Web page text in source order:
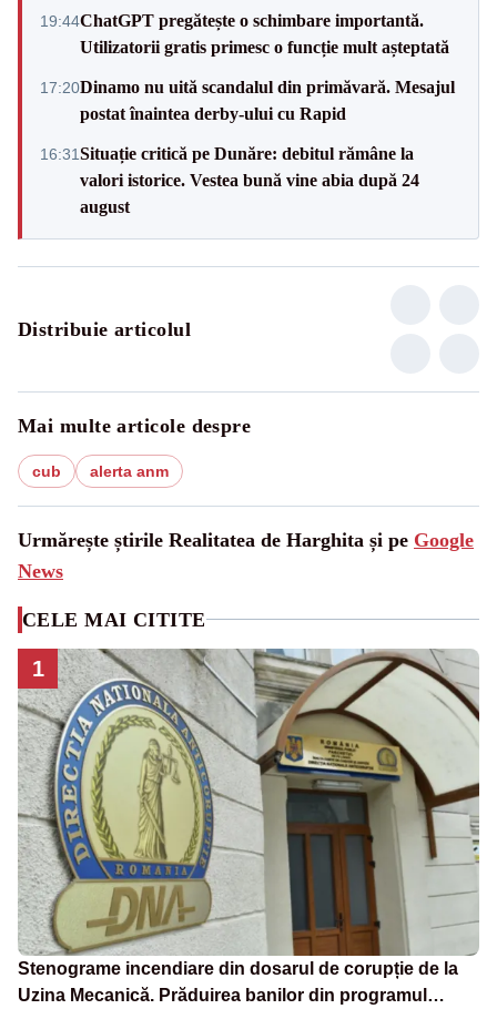
19:44ChatGPT pregătește o schimbare importantă.
Utilizatorii gratis primesc o funcție mult așteptată
17:20Dinamo nu uită scandalul din primăvară. Mesajul
postat înaintea derby-ului cu Rapid
16:31Situație critică pe Dunăre: debitul rămâne la
valori istorice. Vestea bună vine abia după 24
august
Distribuie articolul
Mai multe articole despre
cub alerta anm
Urmărește știrile Realitatea de Harghita și pe Google
News
CELE MAI CITITE
1
Stenograme incendiare din dosarul de corupție de la
Uzina Mecanică. Prăduirea banilor din programul